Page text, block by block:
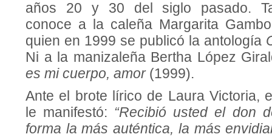
años 20 y 30 del siglo pasado.
conoce a la caleña Margarita
quien en 1999 se publicó la antología
Ni a la manizaleña Bertha López
es mi cuerpo, amor (1999).
Ante el brote lírico de Laura Victoria,
le manifestó: “Recibió usted el don
forma la más auténtica, la más